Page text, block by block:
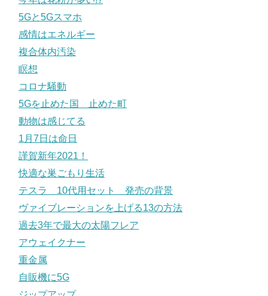
5Gと5Gスマホ
感情はエネルギー
複合体内汚染
瞑想
コロナ騒動
5Gを止めた国 止めた町
動物は感じてる
1月7日は命日
謹賀新年2021！
快適な巣ごもり生活
テスラ 10代用セット 発売の背景
ヴァイブレーションを上げる13の方法
過去3年で最大の太陽フレア
アウェイクナー
重金属
自販機に5G